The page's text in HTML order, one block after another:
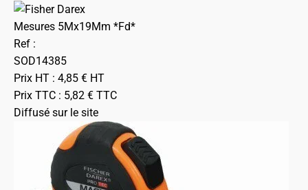
Mesures 5Mx19Mm *Fd*
Ref :
SOD14385
Prix HT : 4,85 € HT
Prix TTC : 5,82 € TTC
Diffusé sur le site